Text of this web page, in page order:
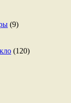
(9)
(120)